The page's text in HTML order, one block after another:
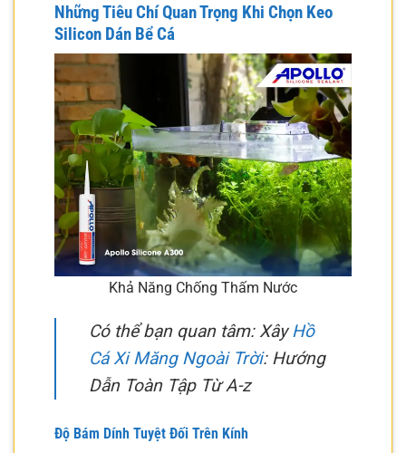
Những Tiêu Chí Quan Trọng Khi Chọn Keo
Silicon Dán Bể Cá
Khả Năng Chống Thấm Nước
Có thể bạn quan tâm: XâyHồ
Cá Xi Măng Ngoài Trời: Hướng
Dẫn Toàn Tập Từ A-z
Độ Bám Dính Tuyệt Đối Trên Kính